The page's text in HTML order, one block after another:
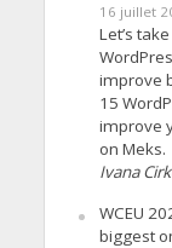
16 juillet
Let’s
improve
15
improve
on Meks.
Ivana
WCEU
biggest